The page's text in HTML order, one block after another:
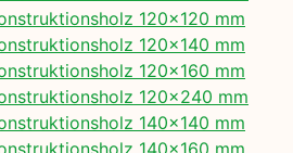
120×120 mm
120×140 mm
120×160 mm
120×240 mm
140×140 mm